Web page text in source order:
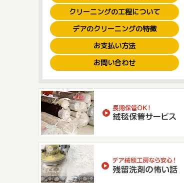
クリーニングの工程について
デアのクリーニングの特徴
お支払い方法
お問い合わせ